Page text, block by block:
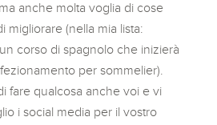
anche molta voglia di cose
migliorare (nella mia lista:
corso di spagnolo che inizierà
per sommelier).
fare qualcosa anche voi e vi
i social media per il vostro